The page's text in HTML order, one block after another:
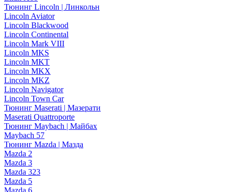
Тюнинг Lincoln | Линкольн
Lincoln Aviator
Lincoln Blackwood
Lincoln Continental
Lincoln Mark VIII
Lincoln MKS
Lincoln MKT
Lincoln MKX
Lincoln MKZ
Lincoln Navigator
Lincoln Town Car
Тюнинг Maserati | Мазерати
Maserati Quattroporte
Тюнинг Maybach | Майбах
Maybach 57
Тюнинг Mazda | Мазда
Mazda 2
Mazda 3
Mazda 323
Mazda 5
Mazda 6